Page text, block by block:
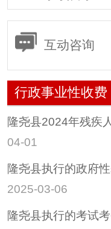
互动咨询
行政事业性收费
隆尧县2024年残疾
04-01
隆尧县执行的政府
2025-03-06
隆尧县执行的考试